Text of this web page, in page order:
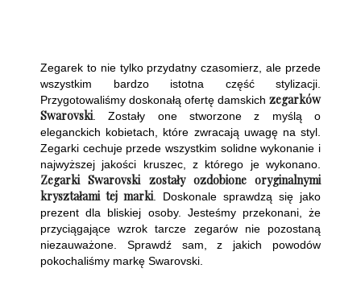
Zegarek to nie tylko przydatny czasomierz, ale przede
wszystkim bardzo istotna część stylizacji.
Przygotowaliśmy doskonałą ofertę damskich zegarków
Swarovski . Zostały one stworzone z myślą o
eleganckich kobietach, które zwracają uwagę na styl.
Zegarki cechuje przede wszystkim solidne wykonanie i
najwyższej jakości kruszec, z którego je wykonano.
Zegarki Swarovski zostały ozdobione oryginalnymi
kryształami tej marki . Doskonale sprawdzą się jako
prezent dla bliskiej osoby. Jesteśmy przekonani, że
przyciągające wzrok tarcze zegarów nie pozostaną
niezauważone. Sprawdź sam, z jakich powodów
pokochaliśmy markę Swarovski.